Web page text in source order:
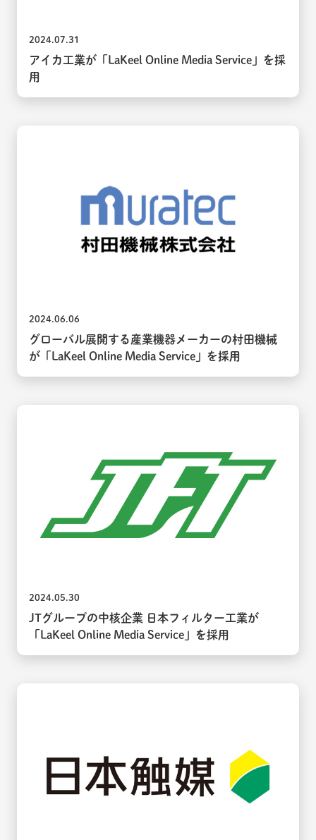
2024.07.31
アイカ工業が「LaKeel Online Media Service」を採
用
2024.06.06
グローバル展開する産業機器メーカーの村田機械
が「LaKeel Online Media Service」を採用
2024.05.30
JTグループの中核企業 日本フィルター工業が
「LaKeel Online Media Service」を採用